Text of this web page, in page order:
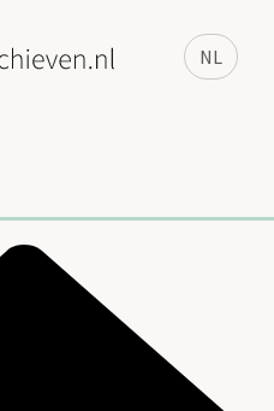
NL